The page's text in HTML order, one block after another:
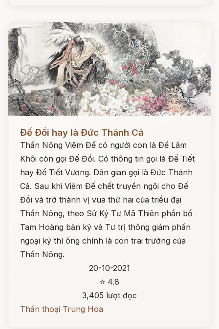
Đọc ngay
Đế Đồi hay là Đức Thánh Cả
Thần Nông Viêm Đế có người con là Đế Lâm
Khôi còn gọi Đế Đồi. Có thông tin gọi là Đế Tiết
hay Đế Tiết Vương. Dân gian gọi là Đức Thánh
Cả. Sau khi Viêm Đế chết truyền ngôi cho Đế
Đồi và trở thành vị vua thứ hai của triều đại
Thần Nông, theo Sử Ký Tư Mã Thiên phần bổ
Tam Hoàng bản kỷ và Tư trị thông giám phần
ngoại kỷ thì ông chính là con trai trưởng của
Thần Nông.
20-10-2021
⭐ 4.8
3,405 lượt đọc
Thần thoại Trung Hoa